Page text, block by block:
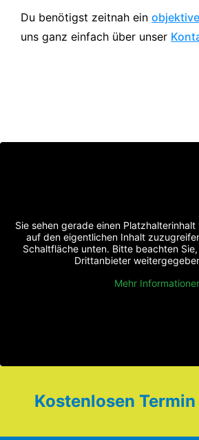
Du benötigst zeitnah ein
uns ganz einfach über unser
Sie sehen gerade einen Platzhalterinhalt
auf den eigentlichen Inhalt
Schaltfläche unten. Bitte beachten
Drittanbieter
Mehr
Kostenlosen